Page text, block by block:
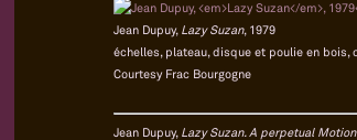
Jean Dupuy, Lazy Suzan, 1979
échelles, plateau, disque et poulie en bois,
Courtesy Frac Bourgogne
Jean Dupuy, Lazy Suzan. A perpetual